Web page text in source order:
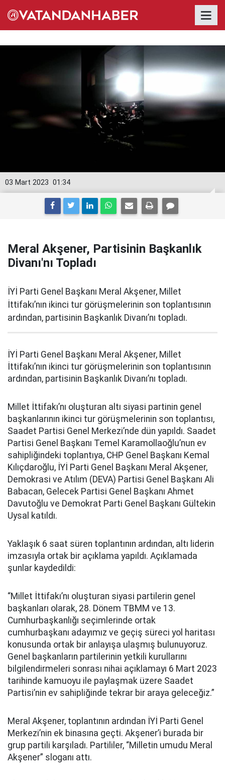
01:34
03 Mart 2023
Meral Akşener, Partisinin Başkanlık
Divanı'nı Topladı
İYİ Parti Genel Başkanı Meral Akşener, Millet
İttifakı’nın ikinci tur görüşmelerinin son toplantısının
ardından, partisinin Başkanlık Divanı’nı topladı.
İYİ Parti Genel Başkanı Meral Akşener, Millet
İttifakı’nın ikinci tur görüşmelerinin son toplantısının
ardından, partisinin Başkanlık Divanı’nı topladı.
Millet İttifakı’nı oluşturan altı siyasi partinin genel
başkanlarının ikinci tur görüşmelerinin son toplantısı,
Saadet Partisi Genel Merkezi’nde dün yapıldı. Saadet
Partisi Genel Başkanı Temel Karamollaoğlu’nun ev
sahipliğindeki toplantıya, CHP Genel Başkanı Kemal
Kılıçdaroğlu, İYİ Parti Genel Başkanı Meral Akşener,
Demokrasi ve Atılım (DEVA) Partisi Genel Başkanı Ali
Babacan, Gelecek Partisi Genel Başkanı Ahmet
Davutoğlu ve Demokrat Parti Genel Başkanı Gültekin
Uysal katıldı.
Yaklaşık 6 saat süren toplantının ardından, altı liderin
imzasıyla ortak bir açıklama yapıldı. Açıklamada
şunlar kaydedildi:
“Millet İttifakı’nı oluşturan siyasi partilerin genel
başkanları olarak, 28. Dönem TBMM ve 13.
Cumhurbaşkanlığı seçimlerinde ortak
cumhurbaşkanı adayımız ve geçiş süreci yol haritası
konusunda ortak bir anlayışa ulaşmış bulunuyoruz.
Genel başkanların partilerinin yetkili kurullarını
bilgilendirmeleri sonrası nihai açıklamayı 6 Mart 2023
tarihinde kamuoyu ile paylaşmak üzere Saadet
Partisi’nin ev sahipliğinde tekrar bir araya geleceğiz.”
Meral Akşener, toplantının ardından İYİ Parti Genel
Merkezi’nin ek binasına geçti. Akşener’i burada bir
grup partili karşıladı. Partililer, “Milletin umudu Meral
Akşener” sloganı attı.